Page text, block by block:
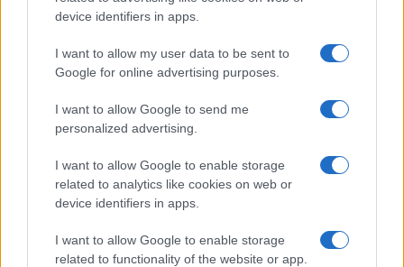
device identifiers in apps.
I want to allow my user data to be sent to
Google for online advertising purposes.
I want to allow Google to send me
personalized advertising.
I want to allow Google to enable storage
related to analytics like cookies on web or
device identifiers in apps.
I want to allow Google to enable storage
related to functionality of the website or app.
TEMI: Carburante Olbia
Comune Di Olbia
Distributori Olbia
Guerra Carburante
Guerra Petrolio
Olbia Notizie
Petrolio Olbia
Notizie in tempo reale?
Entra nel canale telegram di
GalluraOggi.it